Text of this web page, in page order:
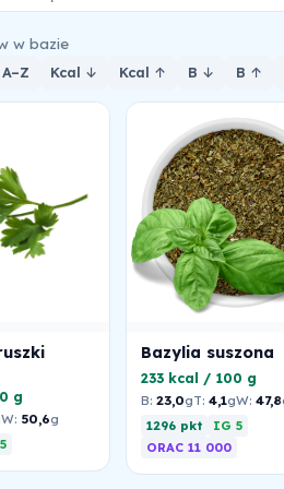
w bazie
A–Z Kcal ↓ Kcal ↑ B ↓ B ↑
g
W: 50,6g
Bazylia suszona
233 kcal / 100 g
B:23,0gT:4,1gW:47,8
1296 pkt
IG 5
ORAC 11 000